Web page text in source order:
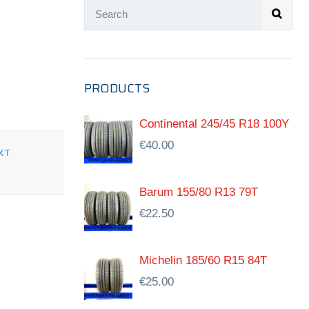
PRODUCTS
Continental 245/45 R18 100Y
€40.00
Barum 155/80 R13 79T
€22.50
Michelin 185/60 R15 84T
€25.00